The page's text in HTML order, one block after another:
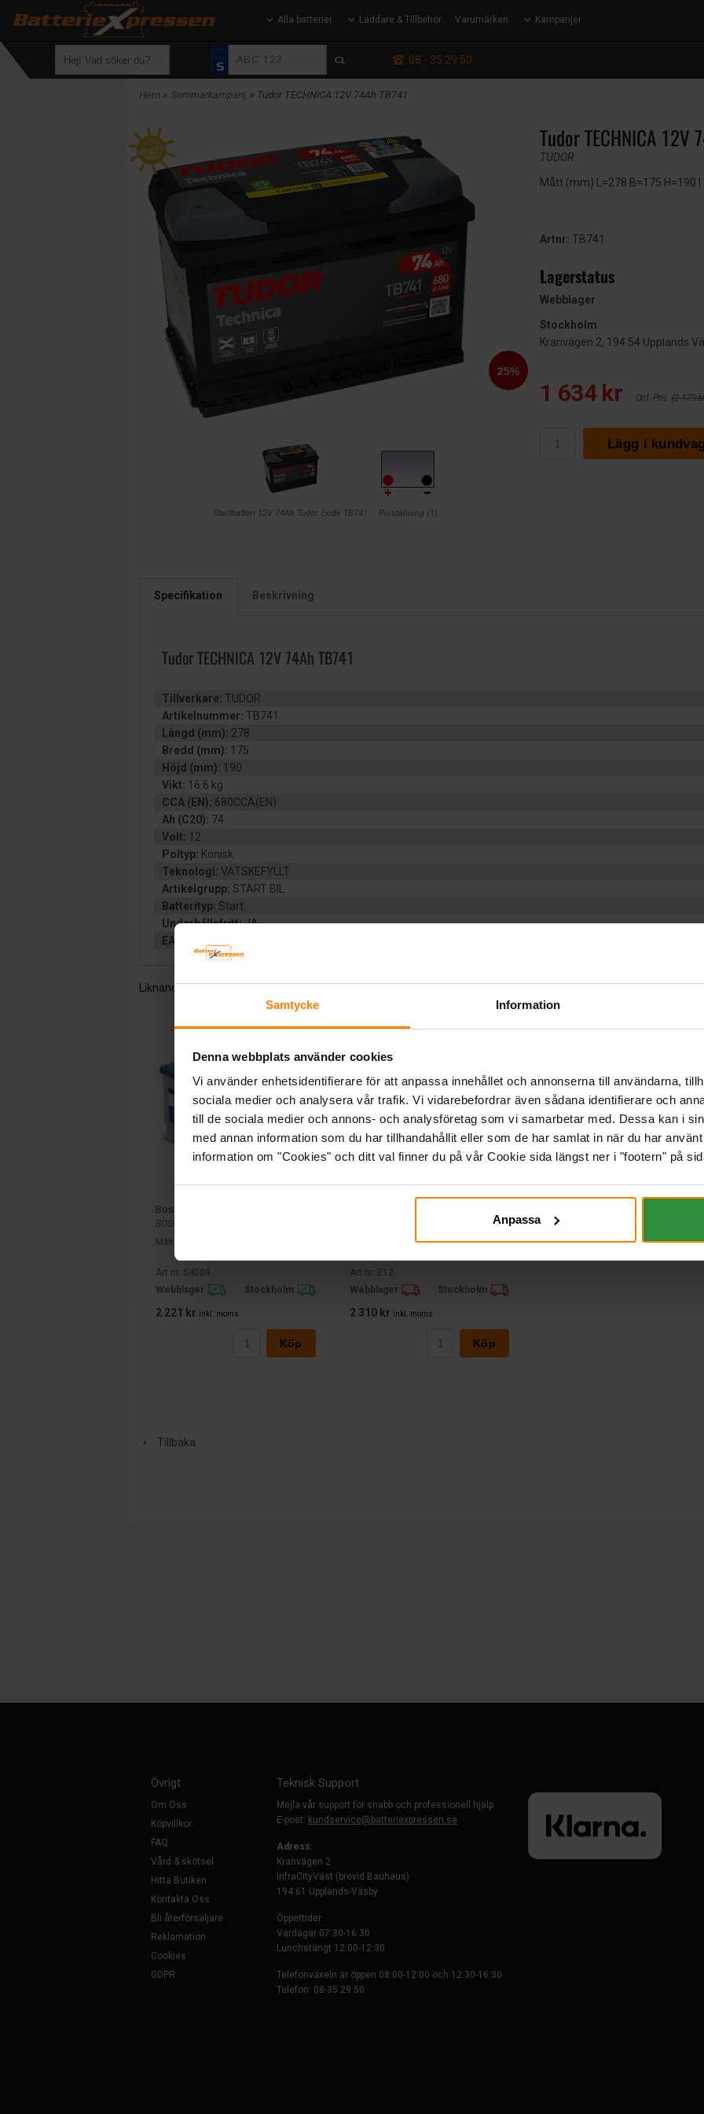
Samtycke Information
Denna webbplats använder cookies
Vi använder enhetsidentifierare för att anpassa innehållet och annonserna till användarna,
sociala medier och analysera vår trafik. Vi vidarebefordrar även sådana identifierare och
till de sociala medier och annons- och analysföretag som vi samarbetar med. Dessa kan i
med annan information som du har tillhandahållit eller som de har samlat in när du har
information om "Cookies" och ditt val finner du på vår Cookie sida längst ner i "footern" på
Anpassa
Alla batterier Laddare & Tillbehör Varumärken Kampanjer
: 08 - 35 29 50
Hem » Sommarkampanj » Tudor TECHNICA 12V 74Ah TB741
Startbatteri 12V 74Ah Tudor Exide TB741 Polställning (1)
Tudor TECHNICA 12V
TUDOR
Mått (mm) L=278 B=175 H=190 |
Artnr: TB741
Lagerstatus
Webblager
Stockholm
Kranvägen 2, 194 54 Upplands
1 634 kr Ord. Pris (2 179
Lägg i
Specifikation Beskrivning
Tudor TECHNICA 12V 74Ah TB741
Tillverkare: TUDOR
Artikelnummer: TB741
Längd (mm): 278
Bredd (mm): 175
Höjd (mm): 190
Vikt: 16.6 kg
CCA (EN): 680CCA(EN)
Ah (C20): 74
Volt: 12
Poltyp: Konisk
Teknologi: VÄTSKEFYLLT
Artikelgrupp: START BIL
Batterityp: Start
Underhållsfritt:JA
EAN:
3661024054560
Liknande produkter och/eller tillbehör:
Bosch S4 12v 74Ah S4009
BOSCH
Mått (mm) L= 278 B= 175 H= 190
Art nr. S4009
Webblager
Stockholm
2 221 kr inkl. moms
Köp
Mått (mm) L=278 B=175 H=190 | EN:680
Art nr. E12
Webblager
Stockholm
2 310 kr inkl. moms
Köp
Tillbaka
Övrigt
Om Oss
Köpvillkor
FAQ
Vård & skötsel
Hitta Butiken
Kontakta Oss
Bli återförsäljare
Reklamation
Cookies
GDPR
Teknisk Support
Mejla vår support för snabb och professionell hjälp.
E-post: kundservice@batteriexpressen.se
Adress:
Kranvägen 2
InfraCityVäst (brevid Bauhaus)
194 61 Upplands-Väsby
Öppettider:
Vardagar 07:30-16:30
Lunchstängt 12:00-12:30
Telefonväxeln är öppen 08:00-12:00 och 12:30-16:30
Telefon: 08-35 29 50